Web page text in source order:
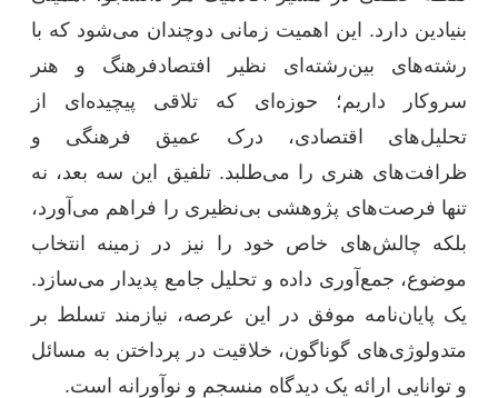
بنیادین دارد. این اهمیت زمانی دوچندان می‌شود که با
رشته‌های بین‌رشته‌ای نظیر افتصادفرهنگ و هنر
سروکار داریم؛ حوزه‌ای که تلاقی پیچیده‌ای از
تحلیل‌های اقتصادی، درک عمیق فرهنگی و
ظرافت‌های هنری را می‌طلبد. تلفیق این سه بعد، نه
تنها فرصت‌های پژوهشی بی‌نظیری را فراهم می‌آورد،
بلکه چالش‌های خاص خود را نیز در زمینه انتخاب
موضوع، جمع‌آوری داده و تحلیل جامع پدیدار می‌سازد.
یک پایان‌نامه موفق در این عرصه، نیازمند تسلط بر
متدولوژی‌های گوناگون، خلاقیت در پرداختن به مسائل
و توانایی ارائه یک دیدگاه منسجم و نوآورانه است.